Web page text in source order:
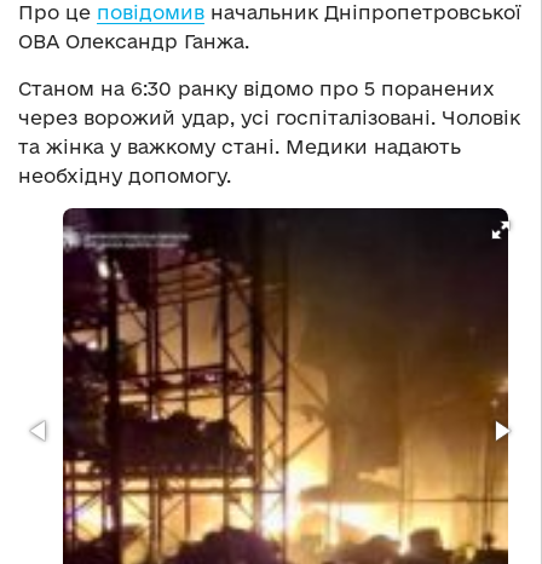
Про це повідомив начальник Дніпропетровської
ОВА Олександр Ганжа.
Станом на 6:30 ранку відомо про 5 поранених
через ворожий удар, усі госпіталізовані. Чоловік
та жінка у важкому стані. Медики надають
необхідну допомогу.